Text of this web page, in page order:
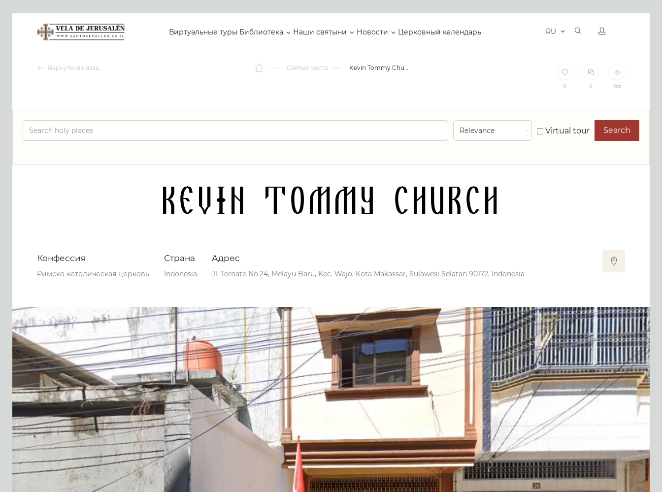
Виртуальные туры Библиотека Наши святыни Новости Церковный календарь RU
Вернуться назад Святые места Kevin Tommy Church
0 0 156
Virtual tour Search
Kevin Tommy Church
Конфессия
Римско-католическая церковь
Страна
Indonesia
Адрес
Jl. Ternate No.24, Melayu Baru, Kec. Wajo, Kota Makassar, Sulawesi Selatan 90172, Indonesia
0 156